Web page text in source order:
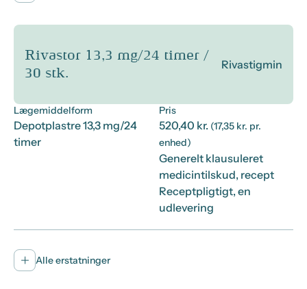
Rivastor 13,3 mg/24 timer /
30 stk.
Rivastigmin
Lægemiddelform
Depotplastre 13,3 mg/24
timer
Pris
520,40 kr. (17,35 kr. pr.
enhed)
Generelt klausuleret
medicintilskud, recept
Receptpligtigt, en
udlevering
Alle erstatninger